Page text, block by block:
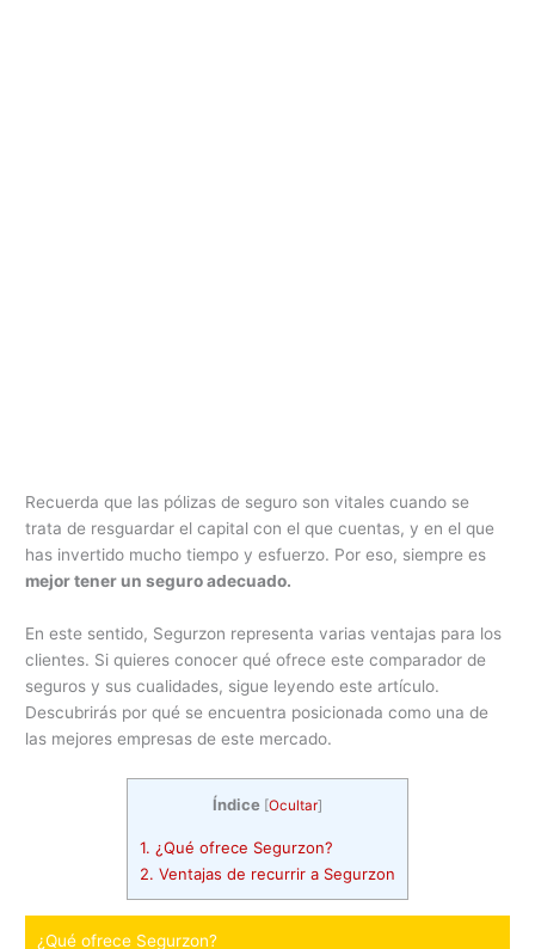
Recuerda que las pólizas de seguro son vitales cuando se
trata de resguardar el capital con el que cuentas, y en el que
has invertido mucho tiempo y esfuerzo. Por eso, siempre es
mejor tener un seguro adecuado.
En este sentido, Segurzon representa varias ventajas para los
clientes. Si quieres conocer qué ofrece este comparador de
seguros y sus cualidades, sigue leyendo este artículo.
Descubrirás por qué se encuentra posicionada como una de
las mejores empresas de este mercado.
Índice [Ocultar]
1. ¿Qué ofrece Segurzon?
2. Ventajas de recurrir a Segurzon
¿Qué ofrece Segurzon?